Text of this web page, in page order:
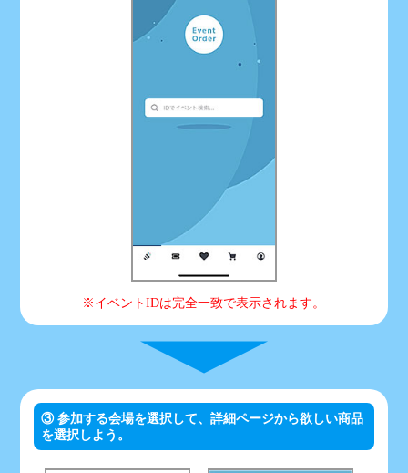
※イベントIDは完全一致で表示されます。
③ 参加する会場を選択して、詳細ページから欲しい商品
を選択しよう。